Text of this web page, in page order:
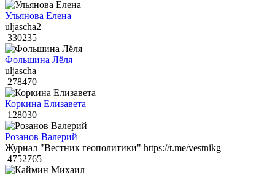
Ульянова Елена
uljascha2
330235
Фольшина Лёля
uljascha
278470
Коркина Елизавета
128030
Розанов Валерий
Журнал "Вестник геополитики" https://t.me/vestnikg
4752765